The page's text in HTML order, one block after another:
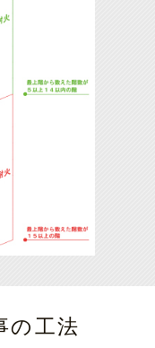
の工法